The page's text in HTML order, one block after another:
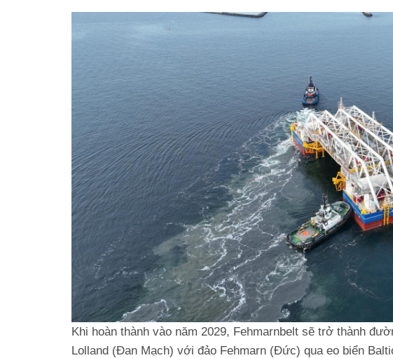
Khi hoàn thành vào năm 2029, Fehmarnbelt sẽ trở thành
Lolland (Đan Mạch) với đảo Fehmarn (Đức) qua eo biển